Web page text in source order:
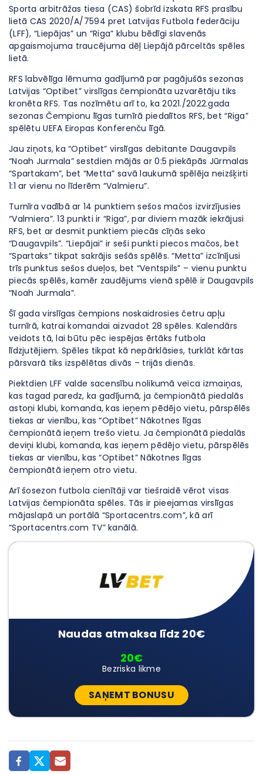
Sporta arbitrāžas tiesa (CAS) šobrīd izskata RFS prasību
lietā CAS 2020/A/7594 pret Latvijas Futbola federāciju
(LFF), “Liepājas” un “Riga” klubu bēdīgi slavenās
apgaismojuma traucējuma dēļ Liepājā pārceltās spēles
lietā.
RFS labvēlīga lēmuma gadījumā par pagājušās sezonas
Latvijas “Optibet” virslīgas čempionāta uzvarētāju tiks
kronēta RFS. Tas nozīmētu arī to, ka 2021./2022.gada
sezonas Čempionu līgas turnīrā piedalītos RFS, bet “Riga”
spēlētu UEFA Eiropas Konferenču līgā.
Jau ziņots, ka “Optibet” virslīgas debitante Daugavpils
“Noah Jurmala” sestdien mājās ar 0:5 piekāpās Jūrmalas
“Spartakam”, bet “Metta” savā laukumā spēlēja neizšķirti
1:1 ar vienu no līderēm “Valmieru”.
Turnīra vadībā ar 14 punktiem sešos mačos izvirzījusies
“Valmiera”. 13 punkti ir “Riga”, par diviem mazāk iekrājusi
RFS, bet ar desmit punktiem piecās cīņās seko
“Daugavpils”. “Liepājai” ir seši punkti piecos mačos, bet
“Spartaks” tikpat sakrājis sešās spēlēs. “Metta” izcīnījusi
trīs punktus sešos dueļos, bet “Ventspils” – vienu punktu
piecās spēlēs, kamēr zaudējums vienā spēlē ir Daugavpils
“Noah Jurmala”.
Šī gada virslīgas čempions noskaidrosies četru apļu
turnīrā, katrai komandai aizvadot 28 spēles. Kalendārs
veidots tā, lai būtu pēc iespējas ērtāks futbola
līdzjutējiem. Spēles tikpat kā nepārklāsies, turklāt kārtas
pārsvarā tiks izspēlētas divās – trijās dienās.
Piektdien LFF valde sacensību nolikumā veica izmaiņas,
kas tagad paredz, ka gadījumā, ja čempionātā piedalās
astoņi klubi, komanda, kas ieņem pēdējo vietu, pārspēlēs
tiekas ar vienību, kas “Optibet” Nākotnes līgas
čempionātā ieņem trešo vietu. Ja čempionātā piedalās
deviņi klubi, komanda, kas ieņem pēdējo vietu, pārspēlēs
tiekas ar vienību, kas “Optibet” Nākotnes līgas
čempionātā ieņem otro vietu.
Arī šosezon futbola cienītāji var tiešraidē vērot visas
Latvijas čempionāta spēles. Tās ir pieejamas virslīgas
mājaslapā un portālā “Sportacentrs.com”, kā arī
“Sportacentrs.com TV” kanālā.
Naudas atmaksa līdz 20€
20€
Bezriska likme
SAŅEMT BONUSU